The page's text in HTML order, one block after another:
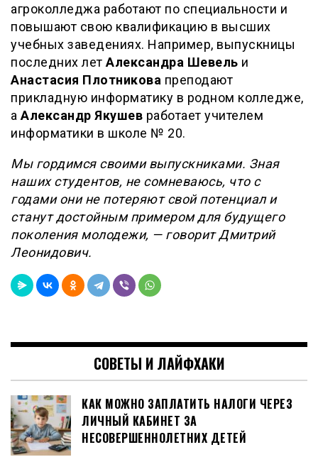
агроколледжа работают по специальности и
повышают свою квалификацию в высших
учебных заведениях. Например, выпускницы
последних лет Александра Шевель и
Анастасия Плотникова преподают
прикладную информатику в родном колледже,
а Александр Якушев работает учителем
информатики в школе № 20.
Мы гордимся своими выпускниками. Зная
наших студентов, не сомневаюсь, что с
годами они не потеряют свой потенциал и
станут достойным примером для будущего
поколения молодежи, — говорит Дмитрий
Леонидович.
СОВЕТЫ И ЛАЙФХАКИ
КАК МОЖНО ЗАПЛАТИТЬ НАЛОГИ ЧЕРЕЗ
ЛИЧНЫЙ КАБИНЕТ ЗА
НЕСОВЕРШЕННОЛЕТНИХ ДЕТЕЙ